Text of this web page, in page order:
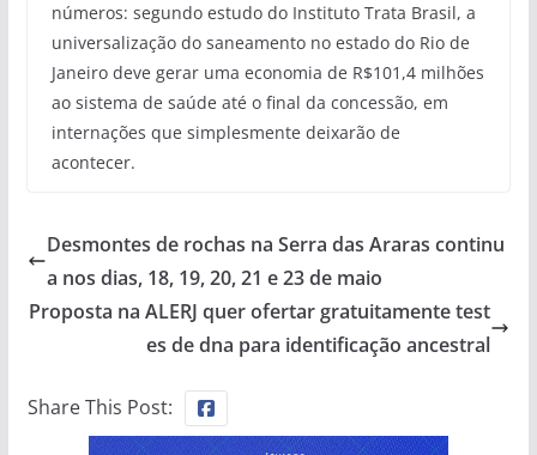
números: segundo estudo do Instituto Trata Brasil, a
universalização do saneamento no estado do Rio de
Janeiro deve gerar uma economia de R$101,4 milhões
ao sistema de saúde até o final da concessão, em
internações que simplesmente deixarão de
acontecer.
Desmontes de rochas na Serra das Araras continu
a nos dias, 18, 19, 20, 21 e 23 de maio
Proposta na ALERJ quer ofertar gratuitamente test
es de dna para identificação ancestral
Share This Post: